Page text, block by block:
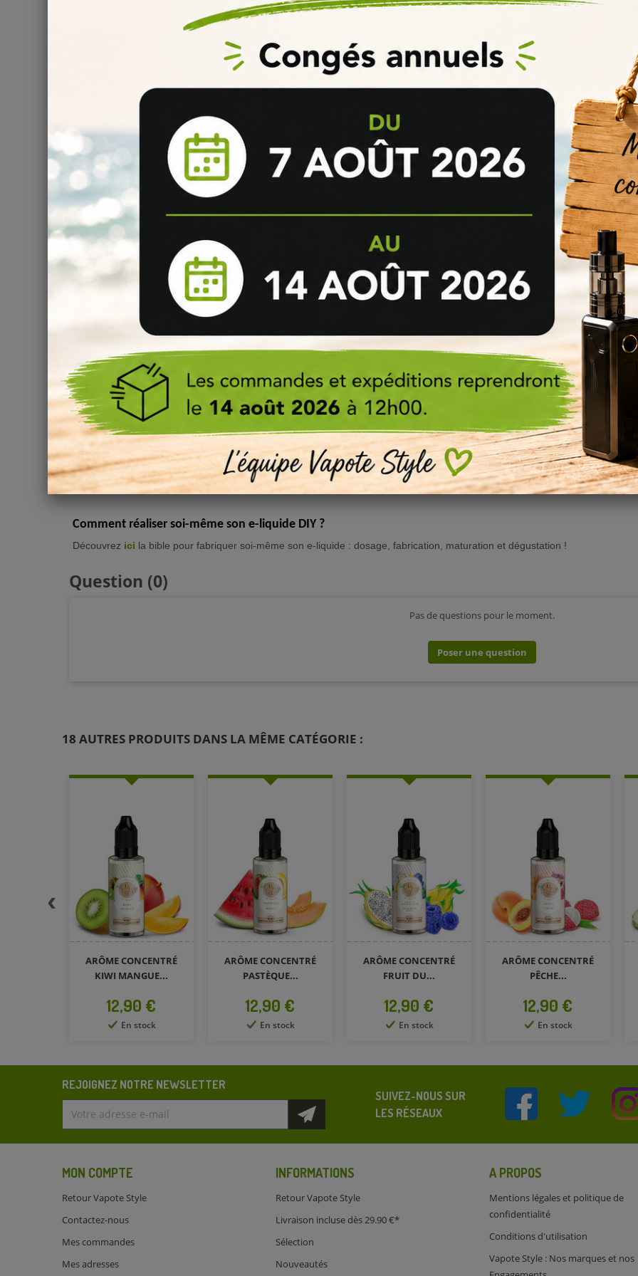
Temps de maturation de liquide DIY MELON FRAISE DES BOIS :
Nous vous conseillons de laisser reposer votre mélangee-liquide Arôme Concentré Melon Fraise Des Bois - le petit
pour profiter pleinement des saveurs de chaque arôme.
Pour en savoir plus, consulter notre page sur la
d’un e-liquide DIY !
Conservation : stocké entre 4 et 16°C
Conforme au règlement 1334/2008/CEE
Composition : Propylène Glycol & Arôme alimentaire
Comment bien conserver ses liquides DIY ?
Il est fortement recommandé pour une conservation à long terme de stocker vos concentrés e-liquide s
température basse... toutes les informations sont disponibles dans notre rubrique
pour bien
liquide
Comment bien steeper son e-liquide DIY ?
ou son concentré e-
Nous vous invitons à bien lire les
informations de steeping et de maturation ainsi quela méthodologie adaptée
à vos
et concentrés DIY.
Ajouter des Additifs sucrés ou frais ?
Vous souhaitez ajouter des effets sucrés, acidulés, caramélisés etc. ou tout autres effets à vose-liquides DIY, pensez à
notre tuto dédié à l’utilisation des additifs DIY, vous pourrez ainsi et facilement trouver les additifs DIY dont vous pourriez
besoin.
Comment réaliser soi-même son e-liquide DIY ?
Découvrez ici la bible pour fabriquer soi-même son e-liquide : dosage, fabrication, maturation et dégustation !
Question (0)
Pas de questions pour le moment.
Poser une question
18 AUTRES PRODUITS DANS LA MÊME CATÉGORIE :
ARÔME CONCENTRÉ
PASTÈQUE...
Prix
12,90 €
En stock
ARÔME CONCENTRÉ
FRUIT DU...
Prix
12,90 €
En stock
ARÔME CONCENTRÉ
PÊCHE...
Prix
12,90 €
En stock
ARÔME CONCENTRÉ
COROSSOL...
Prix
12,90 €
En stock
REJOIGNEZ NOTRE NEWSLETTER
SUIVEZ-NOUS SUR
LES RÉSEAUX
MON COMPTE
Retour Vapote Style
Contactez-nous
Mes commandes
Mes adresses
INFORMATIONS
Retour Vapote Style
Livraison incluse dès 29.90 €*
Sélection
Nouveautés
A PROPOS
Mentions légales et politique de
confidentialité
Conditions d'utilisation
Vapote Style : Nos marques et nos